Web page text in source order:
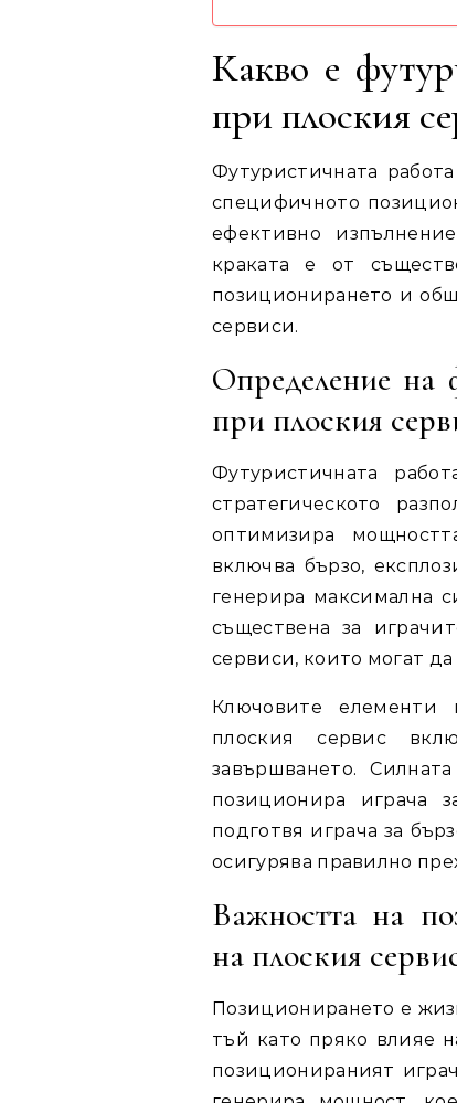
Какво е
при плоския
Футуристичната
специфичното
ефективно
краката е от
позиционирането и
сервиси.
Определение на
при плоския
Футуристичната
стратегическото
оптимизира
включва бързо,
генерира максимална
съществена за
сервиси, които могат
Ключовите елементи
плоския сервис
завършването.
позиционира играча
подготвя играча за
осигурява правилно
Важността на
на плоския
Позиционирането е
тъй като пряко влияе
позиционираният